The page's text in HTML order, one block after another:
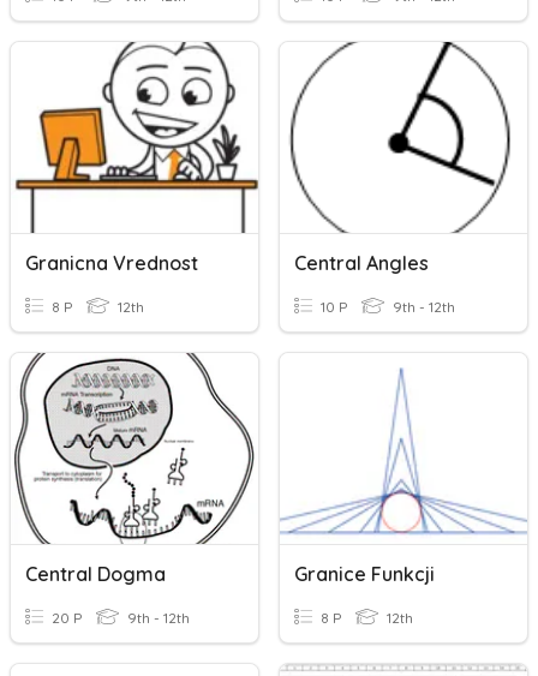
Granicna Vrednost
8 P 12th
Central Angles
10 P 9th - 12th
Central Dogma
20 P 9th - 12th
Granice Funkcji
8 P 12th